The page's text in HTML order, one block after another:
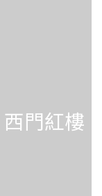
西門紅樓